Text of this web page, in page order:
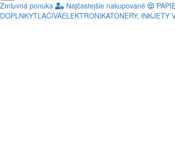
Zmluvná ponuka Najčastejšie nakupované
DOPLNKYTLAČIVÁELEKTRONIKATONERY, INKJETY